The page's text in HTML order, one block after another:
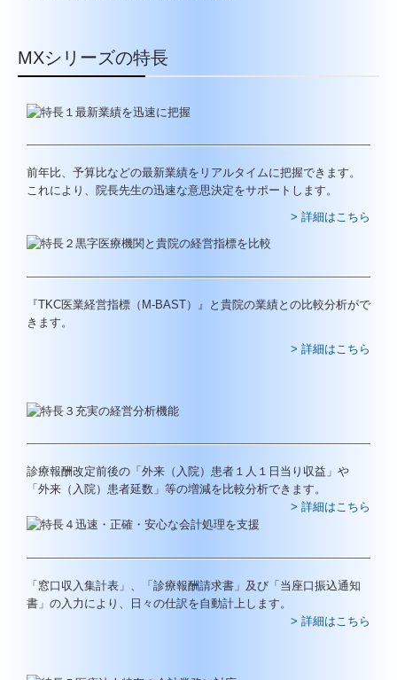
TKCモニタリング情報サービス
FX4クラウド
当事務所について
経営理念
セミナー案内
メディア掲載
採用情報
個人情報保護方針
品質方針
MXシリーズの特長
前年比、予算比などの最新業績をリアルタイムに把握できます。
これにより、院長先生の迅速な意思決定をサポートします。
> 詳細はこちら
『TKC医業経営指標（M-BAST）』と貴院の業績との比較分析がで
きます。
> 詳細はこちら
診療報酬改定前後の「外来（入院）患者１人１日当り収益」や
「外来（入院）患者延数」等の増減を比較分析できます。
> 詳細はこちら
「窓口収入集計表」、「診療報酬請求書」及び「当座口振込通知
書」の入力により、日々の仕訳を自動計上します。
> 詳細はこちら